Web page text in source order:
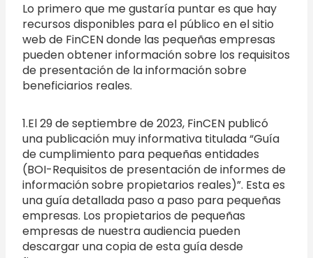
Lo primero que me gustaría puntar es que hay
recursos disponibles para el público en el sitio
web de FinCEN donde las pequeñas empresas
pueden obtener información sobre los requisitos
de presentación de la información sobre
beneficiarios reales.
1.El 29 de septiembre de 2023, FinCEN publicó
una publicación muy informativa titulada “Guía
de cumplimiento para pequeñas entidades
(BOI-Requisitos de presentación de informes de
información sobre propietarios reales)”. Esta es
una guía detallada paso a paso para pequeñas
empresas. Los propietarios de pequeñas
empresas de nuestra audiencia pueden
descargar una copia de esta guía desde